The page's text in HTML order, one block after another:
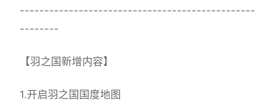
------------------------------------------------
--------
【羽之国新增内容】
1.开启羽之国国度地图